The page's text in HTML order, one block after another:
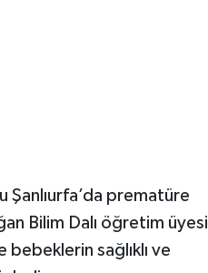
Şanlıurfa’da prematüre
Bilim Dalı öğretim üyesi
sağlıklı ve